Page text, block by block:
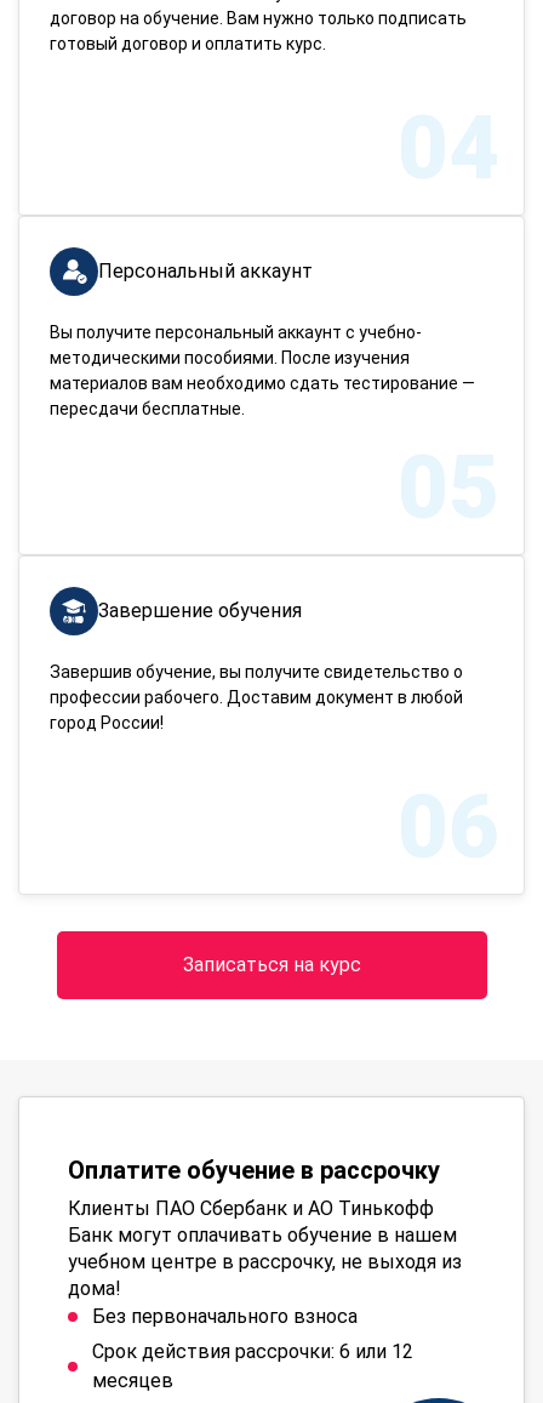
договор на обучение. Вам нужно только подписать
готовый договор и оплатить курс.
04
Персональный аккаунт
Вы получите персональный аккаунт с учебно-
методическими пособиями. После изучения
материалов вам необходимо сдать тестирование —
пересдачи бесплатные.
05
Завершение обучения
Завершив обучение, вы получите свидетельство о
профессии рабочего. Доставим документ в любой
город России!
06
Записаться на курс
Оплатите обучение в рассрочку
Клиенты ПАО Сбербанк и АО Тинькофф
Банк могут оплачивать обучение в нашем
учебном центре в рассрочку, не выходя из
дома!
Без первоначального взноса
Срок действия рассрочки: 6 или 12
месяцев